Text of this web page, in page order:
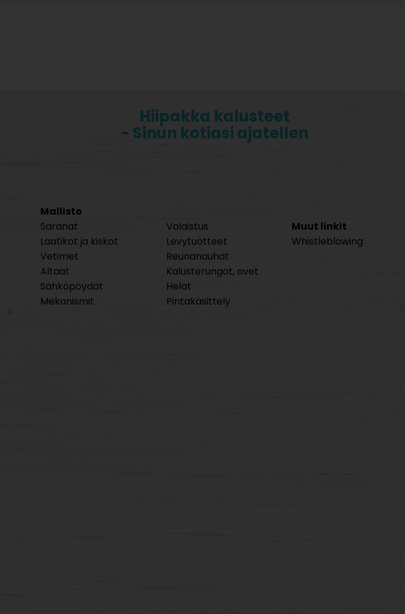
Hiipakka kalusteet
- Sinun kotiasi ajatellen
Mallisto
Saranat
Laatikot ja kiskot
Vetimet
Altaat
Sähköpöydät
Mekanismit
Valaistus
Levytuotteet
Reunanauhat
Kalusterungot, ovet
Helat
Pintakäsittely
Muut linkit
Whistleblowing